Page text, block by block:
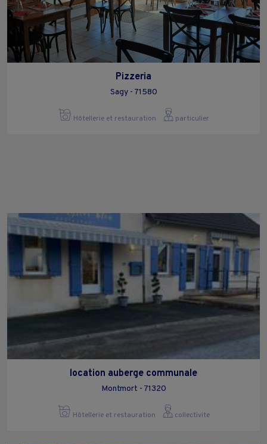
Pizzeria
Sagy - 71580
Hôtellerie et restauration particulier
location auberge communale
Montmort - 71320
Hôtellerie et restauration collectivite